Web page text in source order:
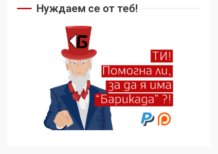
Нуждаем се от теб!